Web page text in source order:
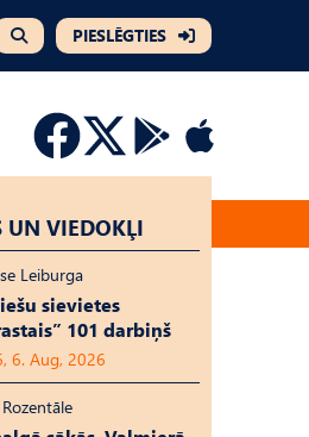
PIESLĒGTIES
UN VIEDOKĻI
Leiburga
sievietes
101 darbiņš
6. Aug, 2026